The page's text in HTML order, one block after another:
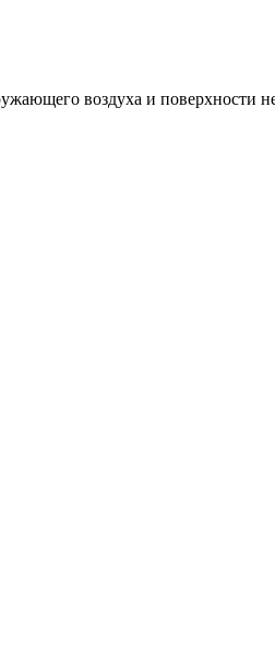
воздуха и поверхности